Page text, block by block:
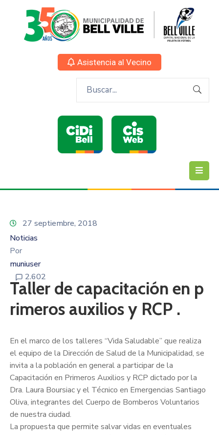
Asistencia al Vecino
27 septiembre, 2018
Noticias
Por
muniuser
2.602
Taller de capacitación en p
rimeros auxilios y RCP .
En el marco de los talleres “Vida Saludable” que realiza
el equipo de la Dirección de Salud de la Municipalidad, se
invita a la población en general a participar de la
Capacitación en Primeros Auxilios y RCP dictado por la
Dra. Laura Boursiac y el Técnico en Emergencias Santiago
Oliva, integrantes del Cuerpo de Bomberos Voluntarios
de nuestra ciudad.
La propuesta que permite salvar vidas en eventuales